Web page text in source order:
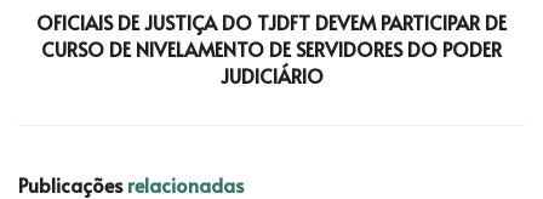
OFICIAIS DE JUSTIÇA DO TJDFT DEVEM PARTICIPAR DE
CURSO DE NIVELAMENTO DE SERVIDORES DO PODER
JUDICIÁRIO
Publicaçõesrelacionadas